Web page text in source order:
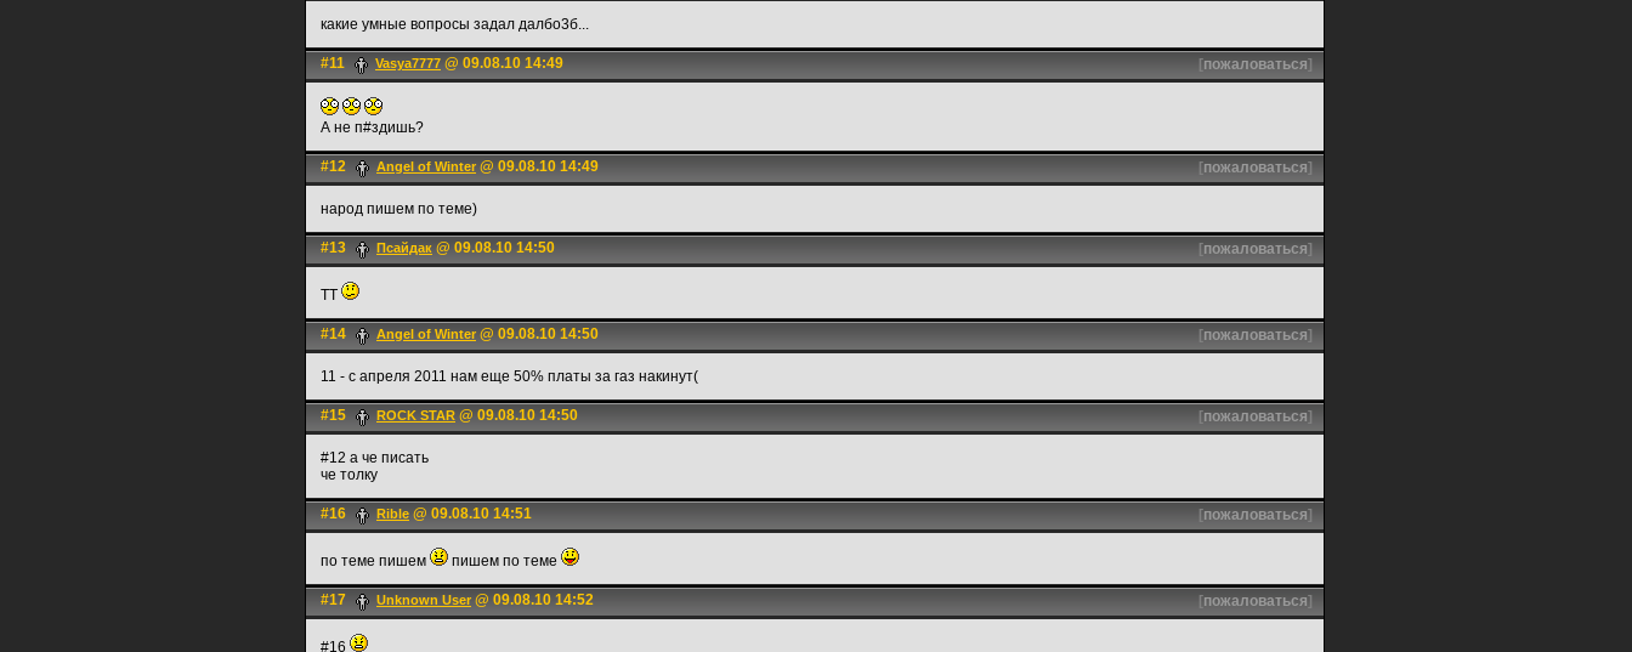
какие умные вопросы задал далбо3б...
#11 Vasya7777 @ 09.08.10 14:49 [пожаловаться]
А не п#здишь?
#12 Angel of Winter @ 09.08.10 14:49 [пожаловаться]
народ пишем по теме)
#13 Псайдак @ 09.08.10 14:50 [пожаловаться]
ТТ
#14 Angel of Winter @ 09.08.10 14:50 [пожаловаться]
11 - с апреля 2011 нам еще 50% платы за газ накинут(
#15 ROCK STAR @ 09.08.10 14:50 [пожаловаться]
#12 а че писать
че толку
#16 Rible @ 09.08.10 14:51 [пожаловаться]
по теме пишем пишем по теме
#17 Unknown User @ 09.08.10 14:52 [пожаловаться]
#16